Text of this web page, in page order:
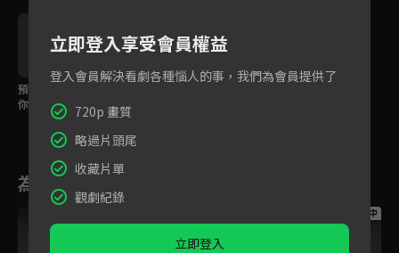
預告｜阿奇抱抱在等
你，快來一起享受快樂
為您推薦
跟播中
立即登入享受會員權益
登入會員解決看劇各種惱人的事，我們為會員提供了
720p 畫質
略過片頭尾
收藏片單
觀劇紀錄
立即登入